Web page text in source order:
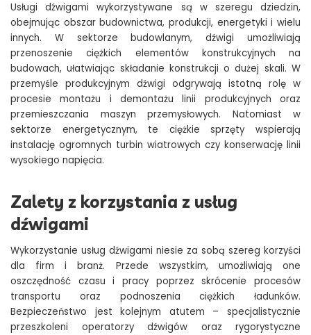
Usługi dźwigami wykorzystywane są w szeregu dziedzin,
obejmując obszar budownictwa, produkcji, energetyki i wielu
innych. W sektorze budowlanym, dźwigi umożliwiają
przenoszenie ciężkich elementów konstrukcyjnych na
budowach, ułatwiając składanie konstrukcji o dużej skali. W
przemyśle produkcyjnym dźwigi odgrywają istotną rolę w
procesie montażu i demontażu linii produkcyjnych oraz
przemieszczania maszyn przemysłowych. Natomiast w
sektorze energetycznym, te ciężkie sprzęty wspierają
instalację ogromnych turbin wiatrowych czy konserwację linii
wysokiego napięcia.
Zalety z korzystania z usług
dźwigami
Wykorzystanie usług dźwigami niesie za sobą szereg korzyści
dla firm i branż. Przede wszystkim, umożliwiają one
oszczędność czasu i pracy poprzez skrócenie procesów
transportu oraz podnoszenia ciężkich ładunków.
Bezpieczeństwo jest kolejnym atutem – specjalistycznie
przeszkoleni operatorzy dźwigów oraz rygorystyczne